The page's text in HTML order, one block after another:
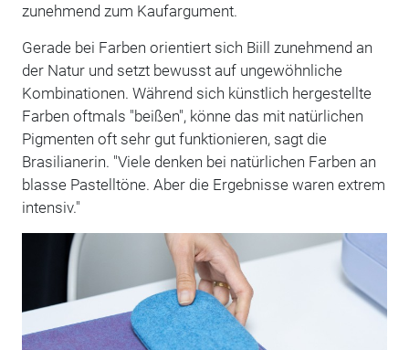
zunehmend zum Kaufargument.
Gerade bei Farben orientiert sich Biill zunehmend an
der Natur und setzt bewusst auf ungewöhnliche
Kombinationen. Während sich künstlich hergestellte
Farben oftmals "beißen", könne das mit natürlichen
Pigmenten oft sehr gut funktionieren, sagt die
Brasilianerin. "Viele denken bei natürlichen Farben an
blasse Pastelltöne. Aber die Ergebnisse waren extrem
intensiv."